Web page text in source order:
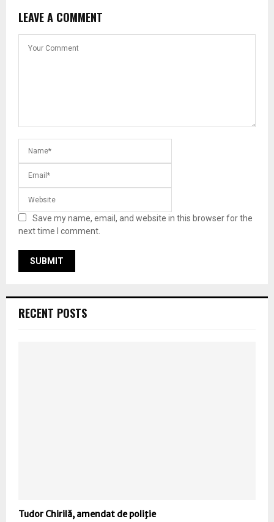
LEAVE A COMMENT
Save my name, email, and website in this browser for the
next time I comment.
RECENT POSTS
Tudor Chirilă, amendat de poliţie